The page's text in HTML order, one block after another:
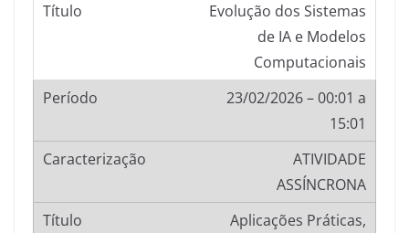
Evolução dos Sistemas
de IA e Modelos
Computacionais
23/02/2026 – 00:01 a
15:01
ATIVIDADE
ASSÍNCRONA
Aplicações Práticas,